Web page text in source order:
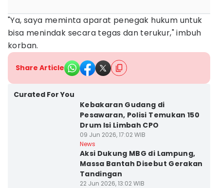
"Ya, saya meminta aparat penegak hukum untuk
bisa menindak secara tegas dan terukur," imbuh
korban.
Share Article
Curated For You
Kebakaran Gudang di
Pesawaran, Polisi Temukan 150
Drum Isi Limbah CPO
09 Jun 2026, 17:02 WIB
News
Aksi Dukung MBG di Lampung,
Massa Bantah Disebut Gerakan
Tandingan
22 Jun 2026, 13:02 WIB